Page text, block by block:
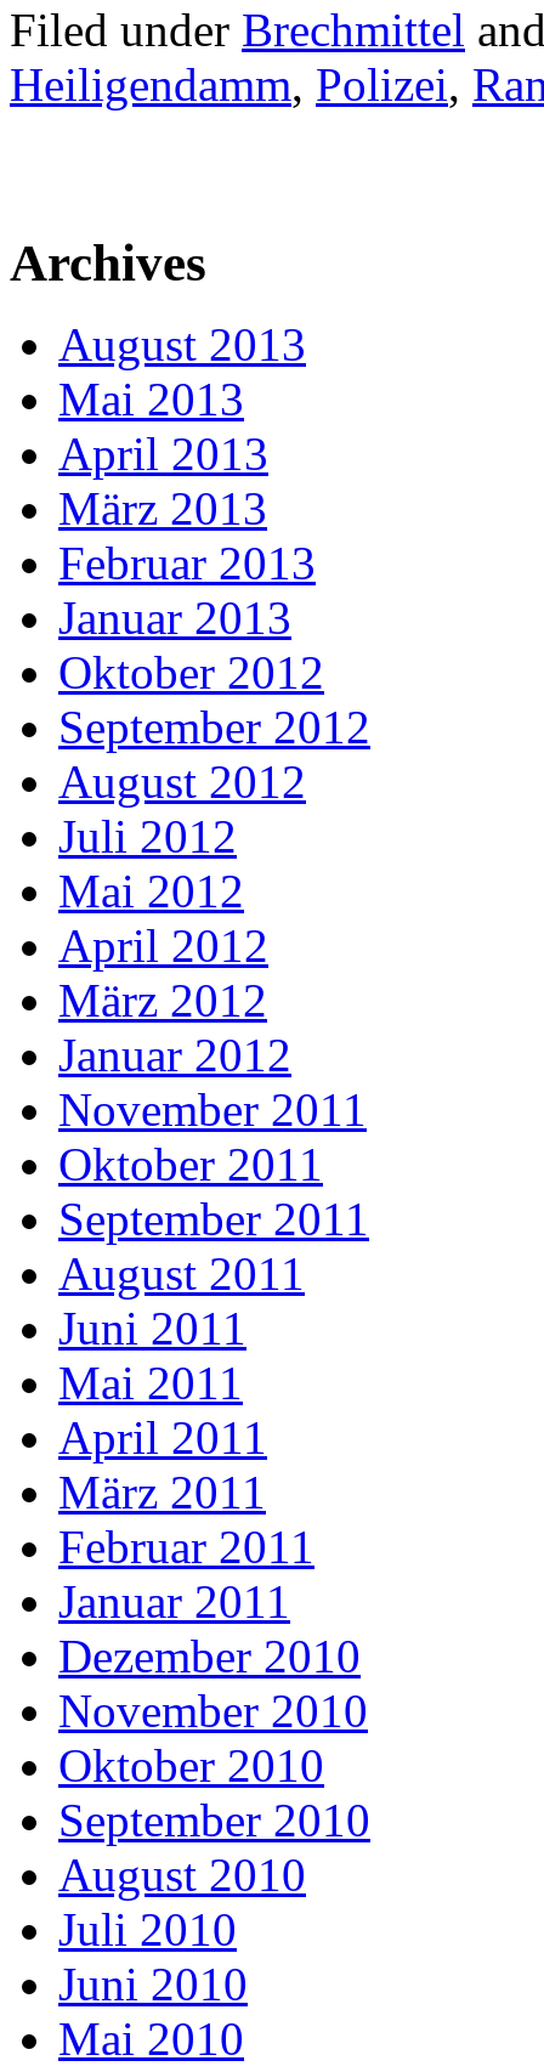
Filed under Brechmittel
Heiligendamm, Polizei,
Archives
August 2013
Mai 2013
April 2013
März 2013
Februar 2013
Januar 2013
Oktober 2012
September 2012
August 2012
Juli 2012
Mai 2012
April 2012
März 2012
Januar 2012
November 2011
Oktober 2011
September 2011
August 2011
Juni 2011
Mai 2011
April 2011
März 2011
Februar 2011
Januar 2011
Dezember 2010
November 2010
Oktober 2010
September 2010
August 2010
Juli 2010
Juni 2010
Mai 2010